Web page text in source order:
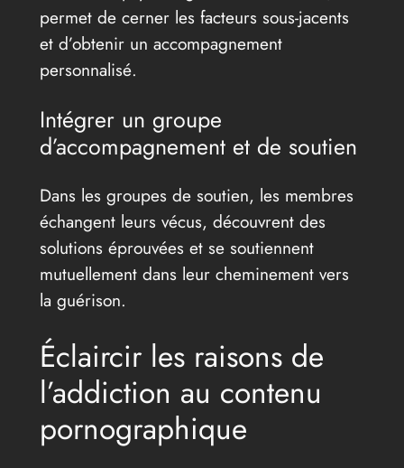
permet de cerner les facteurs sous-jacents
et d’obtenir un accompagnement
personnalisé.
Intégrer un groupe
d’accompagnement et de soutien
Dans les groupes de soutien, les membres
échangent leurs vécus, découvrent des
solutions éprouvées et se soutiennent
mutuellement dans leur cheminement vers
la guérison.
Éclaircir les raisons de
l’addiction au contenu
pornographique